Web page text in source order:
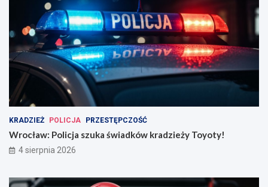
KRADZIEŻ POLICJA PRZESTĘPCZOŚĆ
Wrocław: Policja szuka świadków kradzieży Toyoty!
4 sierpnia 2026